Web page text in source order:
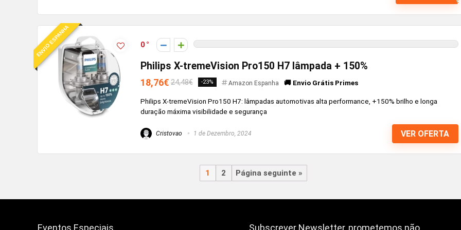
ENVIO ESPANHA 0
Philips X-tremeVision Pro150 H7 lâmpada + 150%
18,76€ 24,48€ -23% Amazon Espanha 🚚 Envio Grátis Primes
Philips X-tremeVision Pro150 H7: lâmpadas automotivas alta performance, +150% brilho e longa
duração máxima visibilidade e segurança
Cristovao 1 de Dezembro, 2024 VER OFERTA
1 2 Página seguinte »